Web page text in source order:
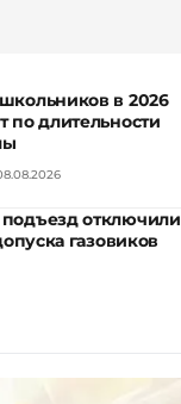
в 2026
по длительности
отключили
газовиков